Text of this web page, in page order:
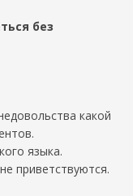
без
какой
языка.
приветствуются.